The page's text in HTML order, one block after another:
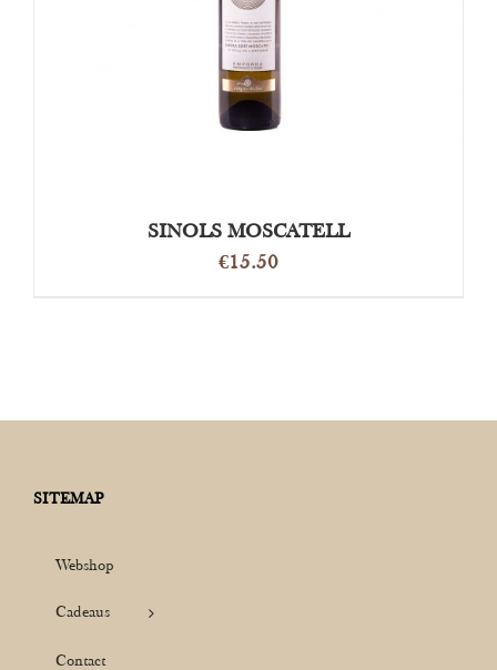
SINOLS MOSCATELL
€15.50
SITEMAP
Webshop
Cadeaus
Contact